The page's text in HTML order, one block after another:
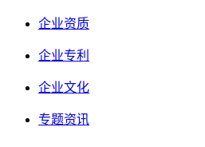
企业资质
企业专利
企业文化
专题资讯